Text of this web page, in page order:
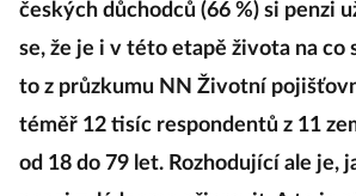
českých důchodců (66 %) si penzi
se, že je i v této etapě života na co
to z průzkumu NN Životní
téměř 12 tisíc respondentů z 11
od 18 do 79 let. Rozhodující ale je,